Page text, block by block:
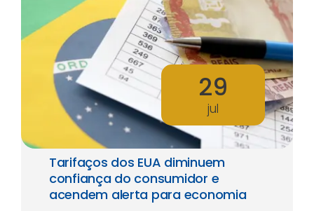
29
jul
Tarifaços dos EUA diminuem
confiança do consumidor e
acendem alerta para economia